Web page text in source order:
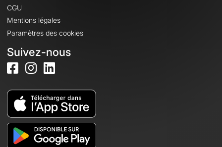
CGU
Mentions légales
Paramètres des cookies
Suivez-nous